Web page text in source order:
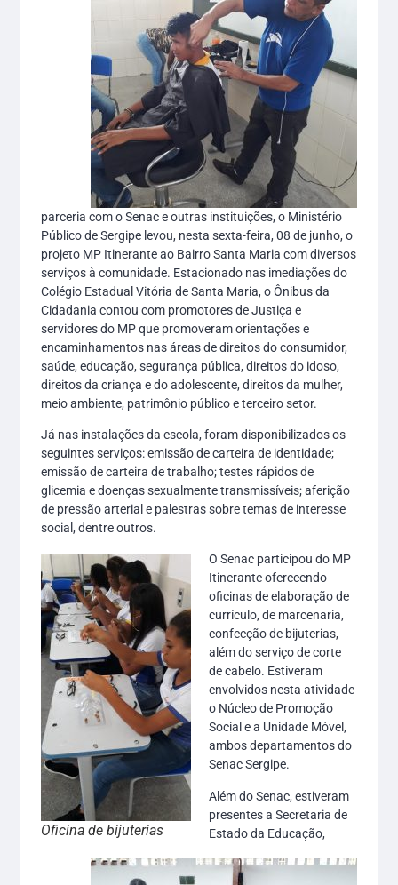
parceria com o Senac e outras instituições, o Ministério
Público de Sergipe levou, nesta sexta-feira, 08 de junho, o
projeto MP Itinerante ao Bairro Santa Maria com diversos
serviços à comunidade. Estacionado nas imediações do
Colégio Estadual Vitória de Santa Maria, o Ônibus da
Cidadania contou com promotores de Justiça e
servidores do MP que promoveram orientações e
encaminhamentos nas áreas de direitos do consumidor,
saúde, educação, segurança pública, direitos do idoso,
direitos da criança e do adolescente, direitos da mulher,
meio ambiente, patrimônio público e terceiro setor.
Já nas instalações da escola, foram disponibilizados os
seguintes serviços: emissão de carteira de identidade;
emissão de carteira de trabalho; testes rápidos de
glicemia e doenças sexualmente transmissíveis; aferição
de pressão arterial e palestras sobre temas de interesse
social, dentre outros.
Oficina de bijuterias
O Senac participou do MP
Itinerante oferecendo
oficinas de elaboração de
currículo, de marcenaria,
confecção de bijuterias,
além do serviço de corte
de cabelo. Estiveram
envolvidos nesta atividade
o Núcleo de Promoção
Social e a Unidade Móvel,
ambos departamentos do
Senac Sergipe.
Além do Senac, estiveram
presentes a Secretaria de
Estado da Educação,